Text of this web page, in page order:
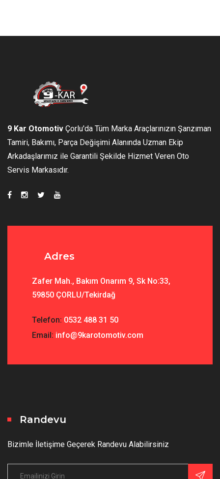
9 Kar Otomotiv Çorlu'da Tüm Marka Araçlarınızın Şanzıman
Tamiri, Bakımı, Parça Değişimi Alanında Uzman Ekip
Arkadaşlarımız ile Garantili Şekilde Hizmet Veren Oto
Servis Markasıdır.
Adres
Zafer Mah., Bakım Onarım 9, Sk No:33,
59850 ÇORLU/Tekirdağ
Telefon: 0532 488 31 50
Email: info@9karotomotiv.com
Randevu
Bizimle İletişime Geçerek Randevu Alabilirsiniz